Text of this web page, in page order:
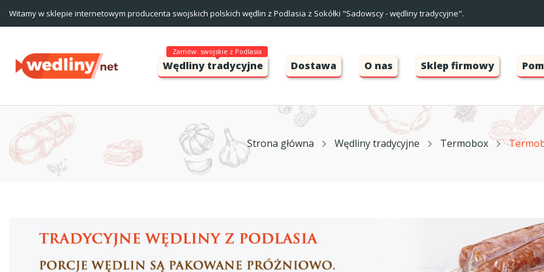
Witamy w sklepie internetowym producenta swojskich polskich wędlin z Podlasia z Sokółki "Sadowscy - wędliny tradycyjne".
Wędliny tradycyjne
Zamów: swojskie z Podlasia
Dostawa O nas Sklep firmowy
Strona główna Wędliny tradycyjne Termobox